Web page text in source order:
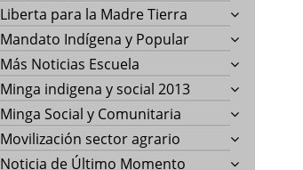
Liberta para la Madre Tierra
Mandato Indígena y Popular
Más Noticias Escuela
Minga indigena y social 2013
Minga Social y Comunitaria
Movilización sector agrario
Noticia de Último Momento